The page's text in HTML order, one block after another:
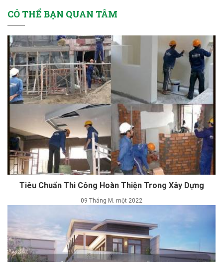
CÓ THỂ BẠN QUAN TÂM
Tiêu Chuẩn Thi Công Hoàn Thiện Trong Xây Dựng
09 Tháng M. một 2022